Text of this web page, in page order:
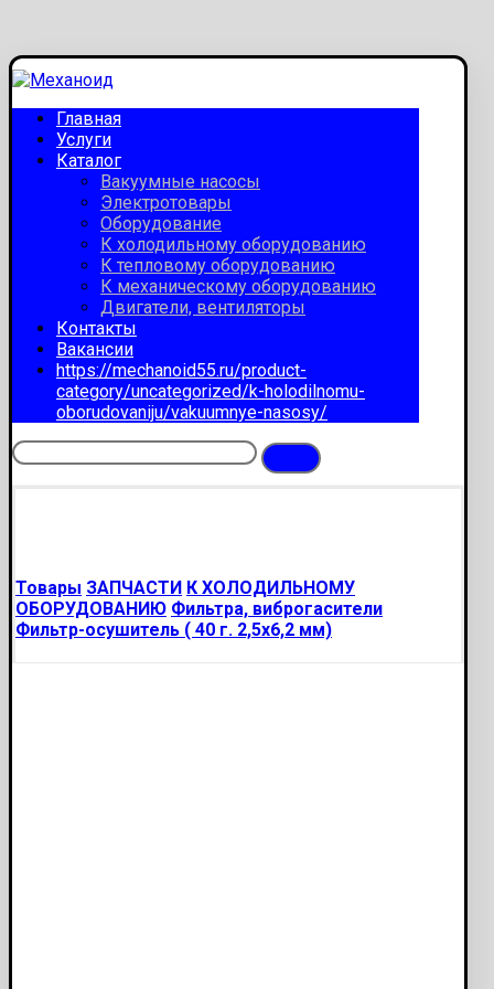
Главная
Услуги
Каталог
Вакуумные насосы
Электротовары
Оборудование
К холодильному оборудованию
К тепловому оборудованию
К механическому оборудованию
Двигатели, вентиляторы
Контакты
Вакансии
https://mechanoid55.ru/product-
category/uncategorized/k-holodilnomu-
oborudovaniju/vakuumnye-nasosy/
Товары ЗАПЧАСТИ К ХОЛОДИЛЬНОМУ
ОБОРУДОВАНИЮ Фильтра, виброгасители
Фильтр-осушитель ( 40 г. 2,5х6,2 мм)